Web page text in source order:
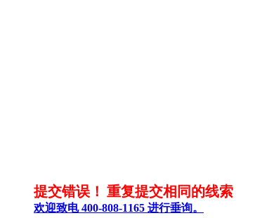
提交错误！ 重复提交相同的线索
欢迎致电 400-808-1165 进行垂询。